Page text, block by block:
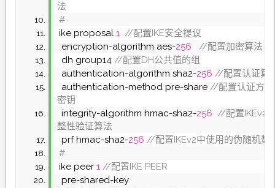
法
#
ike proposal 1 //配置IKE安全提议
encryption-algorithm aes-256
//配置加密算法
dh group14 //配置DH公共值的组
authentication-algorithm sha2-256 //配置认证算
authentication-method pre-share //配置认证方式
密钥
integrity-algorithm hmac-sha2-256 //配置IKEv2
整性验证算法
prf hmac-sha2-256 //配置IKEv2中使用的伪随机数
#
ike peer 1 //配置IKE PEER
pre-shared-key